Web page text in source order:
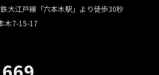
大江戸線「六本木駅」より徒歩30秒
木7-15-17